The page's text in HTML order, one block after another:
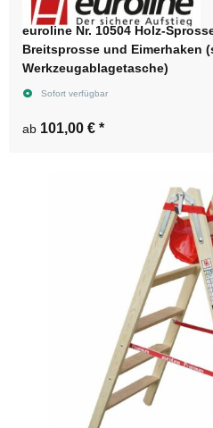
euroline Nr. 10504 Holz-
Breitsprosse und Eimerhaken
Werkzeugablagetasche)
Sofort verfügbar
ab 101,00 € *